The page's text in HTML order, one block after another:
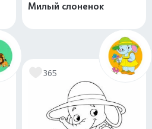
Милый слоненок
365